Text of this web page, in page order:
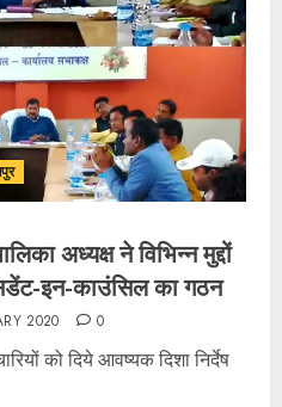
अध्यक्ष ने विभिन्न मुद्दों
इन-काउंसिल का गठन
2020 0
को दिये आवष्यक दिशा निर्देष